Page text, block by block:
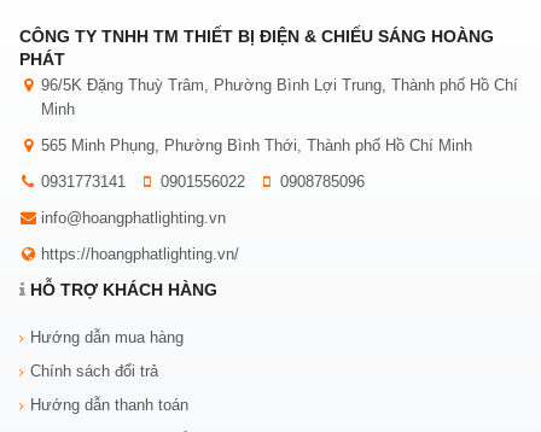
CÔNG TY TNHH TM THIẾT BỊ ĐIỆN & CHIẾU SÁNG HOÀNG
PHÁT
96/5K Đặng Thuỳ Trâm, Phường Bình Lợi Trung, Thành phố Hồ Chí
Minh
565 Minh Phụng, Phường Bình Thới, Thành phố Hồ Chí Minh
0931773141
0901556022
0908785096
info@hoangphatlighting.vn
https://hoangphatlighting.vn/
HỖ TRỢ KHÁCH HÀNG
Hướng dẫn mua hàng
Chính sách đổi trả
Hướng dẫn thanh toán